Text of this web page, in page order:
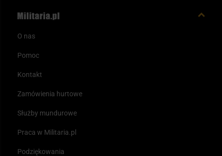
O nas
Pomoc
Kontakt
Zamówienia hurtowe
Służby mundurowe
Praca w Militaria.pl
Podziękowania